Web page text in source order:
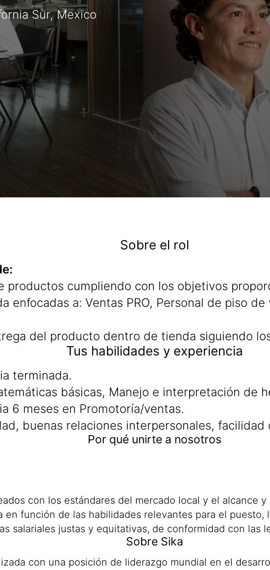
Sur, Mexico
Sobre el rol
productos cumpliendo con los objetivos
enfocadas a: Ventas PRO, Personal de piso
del producto dentro de tienda siguiendo
Tus habilidades y experiencia
terminada.
básicas, Manejo e interpretación de
6 meses en Promotoría/ventas.
buenas relaciones interpersonales,
Por qué unirte a nosotros
con los estándares del mercado local y el alcance
en función de las habilidades relevantes para el
salariales justas y equitativas, de conformidad con las
Sobre Sika
con una posición de liderazgo mundial en el